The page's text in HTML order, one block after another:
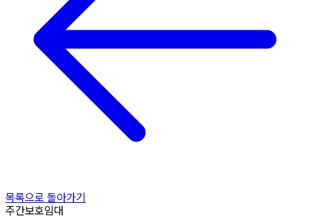
목록으로 돌아가기
주간보호임대